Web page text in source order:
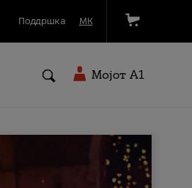
Поддршка МК
Мојот A1